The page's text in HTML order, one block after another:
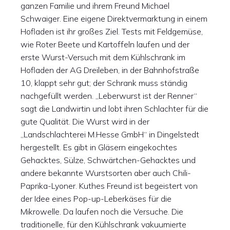
ganzen Familie und ihrem Freund Michael
Schwaiger. Eine eigene Direktvermarktung in einem
Hofladen ist ihr großes Ziel. Tests mit Feldgemüse,
wie Roter Beete und Kartoffeln laufen und der
erste Wurst-Versuch mit dem Kühlschrank im
Hofladen der AG Dreileben, in der Bahnhofstraße
10, klappt sehr gut; der Schrank muss ständig
nachgefüllt werden. „Leberwurst ist der Renner“
sagt die Landwirtin und lobt ihren Schlachter für die
gute Qualität. Die Wurst wird in der
„Landschlachterei M.Hesse GmbH“ in Dingelstedt
hergestellt. Es gibt in Gläsern eingekochtes
Gehacktes, Sülze, Schwärtchen-Gehacktes und
andere bekannte Wurstsorten aber auch Chili-
Paprika-Lyoner. Kuthes Freund ist begeistert von
der Idee eines Pop-up-Leberkäses für die
Mikrowelle. Da laufen noch die Versuche. Die
traditionelle, für den Kühlschrank vakuumierte